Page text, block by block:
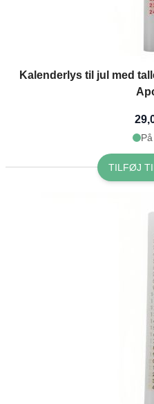
Kalenderlys til jul med
TILFØJ